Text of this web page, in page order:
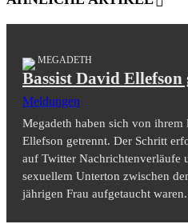
MEGADETH
Bassist David Ellefson
Meldungen
Megadeth haben sich von
Ellefson getrennt. Der Schritt
auf Twitter Nachrichtenverläufe
sexuellem Unterton zwischen
jährigen Frau aufgetaucht waren.